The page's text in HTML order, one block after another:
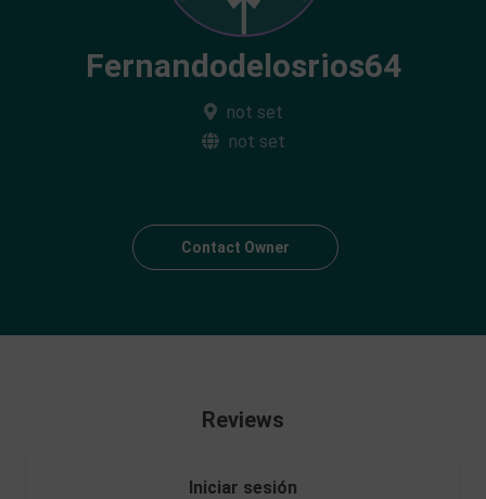
Fernandodelosrios64
not set
not set
Contact Owner
Reviews
Iniciar sesión